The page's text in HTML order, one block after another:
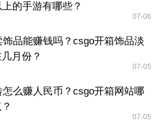
的手游有哪些？
07-06
饰品能赚钱吗？csgo开箱饰品淡
月份？
07-05
怎么赚人民币？csgo开箱网站哪
07-05